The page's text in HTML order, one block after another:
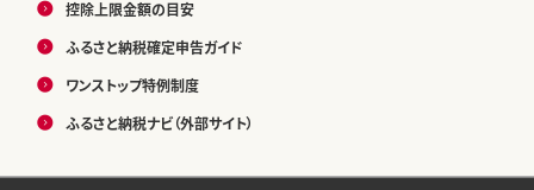
控除上限金額の目安
ふるさと納税確定申告ガイド
ワンストップ特例制度
ふるさと納税ナビ（外部サイト）